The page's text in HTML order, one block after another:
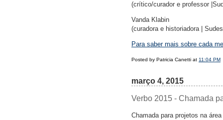
(crítico/curador e professor
Vanda Klabin
(curadora e historiadora |
Para saber mais sobre cada
Posted by Patricia Canetti at 11:04 PM
março 4, 2015
Verbo 2015 - Chamada
Chamada para projetos na